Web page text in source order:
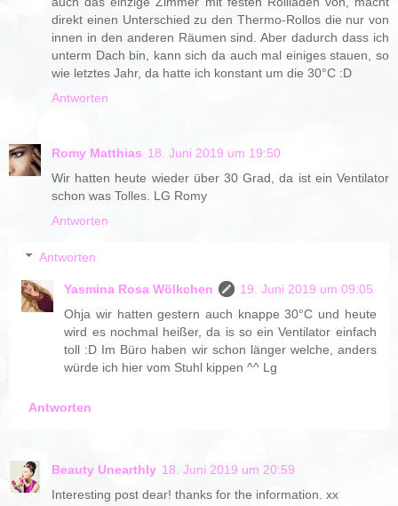
direkt einen Unterschied zu den Thermo-Rollos die nur von
innen in den anderen Räumen sind. Aber dadurch dass ich
unterm Dach bin, kann sich da auch mal einiges stauen, so
wie letztes Jahr, da hatte ich konstant um die 30°C :D
Antworten
Romy Matthias 18. Juni 2019 um 19:50
Wir hatten heute wieder über 30 Grad, da ist ein Ventilator
schon was Tolles. LG Romy
Antworten
Antworten
Yasmina Rosa Wölkchen
19. Juni 2019 um 09:05
Ohja wir hatten gestern auch knappe 30°C und heute
wird es nochmal heißer, da is so ein Ventilator einfach
toll :D Im Büro haben wir schon länger welche, anders
würde ich hier vom Stuhl kippen ^^ Lg
Antworten
Beauty Unearthly 18. Juni 2019 um 20:59
Interesting post dear! thanks for the information. xx